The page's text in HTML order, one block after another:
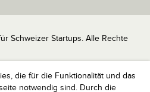
die für die Funktionalität und das
notwendig sind. Durch die
Schweizer Startups. Alle Rechte